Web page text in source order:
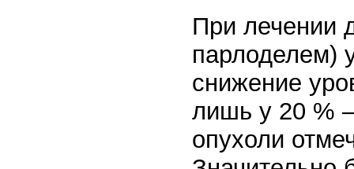
При лечении
парлоделем)
снижение
лишь у 20 %
опухоли